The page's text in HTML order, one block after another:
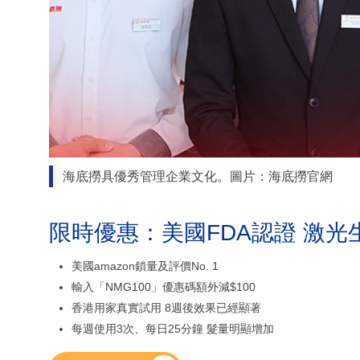
海底撈具優秀管理企業文化。圖片：海底撈官網
限時優惠：美國FDA認證 激光
美國amazon鎖量及評價No. 1
輸入「NMG100」優惠碼額外減$100
香港用家真實試用 8週後效果已經顯著
每週使用3次、每日25分鐘 髮量明顯增加